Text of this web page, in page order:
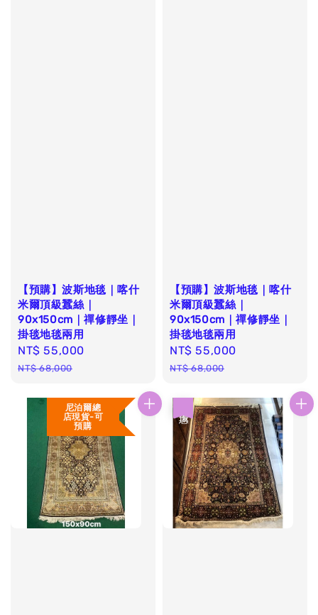
【預購】波斯地毯｜喀什
米爾頂級蠶絲｜
90x150cm｜禪修靜坐｜
掛毯地毯兩用
Sale
price
NT$ 55,000
NT$ 68,000
【預購】波斯地毯｜喀什
米爾頂級蠶絲｜
90x150cm｜禪修靜坐｜
掛毯地毯兩用
Sale
price
NT$ 55,000
NT$ 68,000
尼泊爾總
店現貨-可
預購